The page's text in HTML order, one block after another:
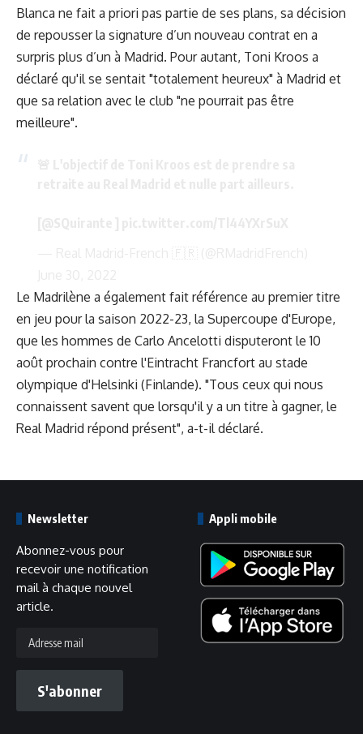
Blanca ne fait a priori pas partie de ses plans, sa décision
de repousser la signature d’un nouveau contrat en a
surpris plus d’un à Madrid. Pour autant, Toni Kroos a
déclaré qu'il se sentait "totalement heureux" à Madrid et
que sa relation avec le club "ne pourrait pas être
meilleure".
Le Madrilène a également fait référence au premier titre
en jeu pour la saison 2022-23, la Supercoupe d'Europe,
que les hommes de Carlo Ancelotti disputeront le 10
août prochain contre l'Eintracht Francfort au stade
olympique d'Helsinki (Finlande). "Tous ceux qui nous
connaissent savent que lorsqu'il y a un titre à gagner, le
Real Madrid répond présent", a-t-il déclaré.
Newsletter
Abonnez-vous pour
recevoir une notification
mail à chaque nouvel
article.
mail
S'abonner
Appli mobile